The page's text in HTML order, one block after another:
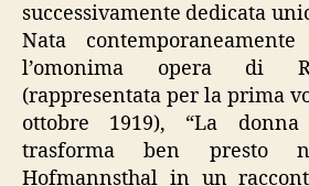
successivamente dedicata
Nata
l’omonima opera di
(rappresentata per la prima
ottobre 1919), “La donna
trasforma ben presto
Hofmannsthal in un